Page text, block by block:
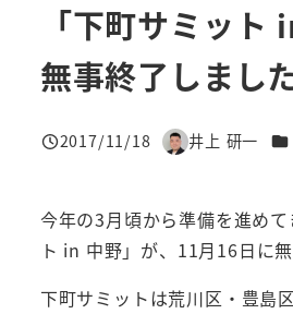
「下町サミット
無事終了しまし
投稿日
2017/11/18
著
井上 研一 カ
今年の3月頃から準備を進め
ト in 中野」が、11月16日に
下町サミットは荒川区・豊島